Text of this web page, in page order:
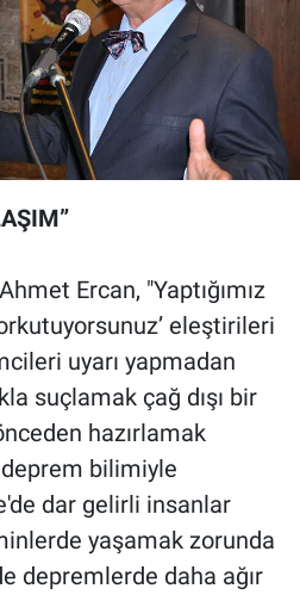
Ercan, "Yaptığımız
eleştirileri
uyarı yapmadan
suçlamak çağ dışı bir
hazırlamak
deprem bilimiyle
dar gelirli insanlar
yaşamak zorunda
depremlerde daha ağır